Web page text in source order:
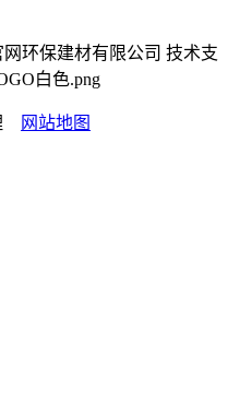
环保建材有限公司 技术支
网站地图